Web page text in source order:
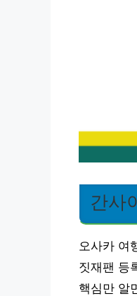
간사
오사카 여
짓재팬 등
핵심만 알